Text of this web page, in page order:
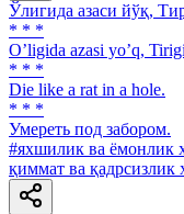
Ўлигида азаси йўқ,
* * *
Oʼligida azasi yoʼq,
* * *
Die like a rat in a hole.
* * *
Умереть под забором.
#яхшилик ва ёмонлик
қиммат ва қадрсизлик